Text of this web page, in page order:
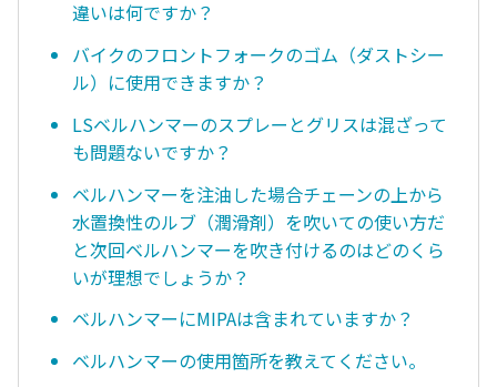
違いは何ですか？
バイクのフロントフォークのゴム（ダストシー
ル）に使用できますか？
LSベルハンマーのスプレーとグリスは混ざって
も問題ないですか？
ベルハンマーを注油した場合チェーンの上から
水置換性のルブ（潤滑剤）を吹いての使い方だ
と次回ベルハンマーを吹き付けるのはどのくら
いが理想でしょうか？
ベルハンマーにMIPAは含まれていますか？
ベルハンマーの使用箇所を教えてください。